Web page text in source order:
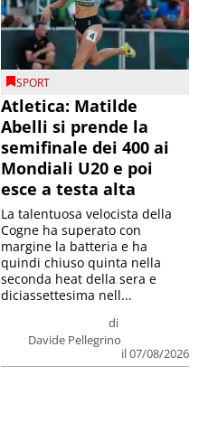
SPORT
Atletica: Matilde
Abelli si prende la
semifinale dei 400 ai
Mondiali U20 e poi
esce a testa alta
di
Davide Pellegrino
il 07/08/2026
La talentuosa velocista della
Cogne ha superato con
margine la batteria e ha
quindi chiuso quinta nella
seconda heat della sera e
diciassettesima nell...